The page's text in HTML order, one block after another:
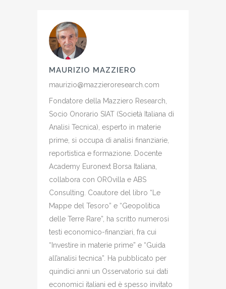
MAURIZIO MAZZIERO
maurizio@mazzieroresearch.com
Fondatore della Mazziero Research,
Socio Onorario SIAT (Società Italiana di
Analisi Tecnica), esperto in materie
prime, si occupa di analisi finanziarie,
reportistica e formazione. Docente
Academy Euronext Borsa Italiana,
collabora con OROvilla e ABS
Consulting. Coautore del libro “Le
Mappe del Tesoro” e “Geopolitica
delle Terre Rare”, ha scritto numerosi
testi economico-finanziari, fra cui
“Investire in materie prime” e “Guida
all’analisi tecnica”. Ha pubblicato per
quindici anni un Osservatorio sui dati
economici italiani ed è spesso invitato